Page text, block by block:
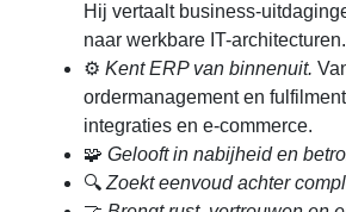
Hij vertaalt business-
naar werkbare IT-architecturen.
⚙️ Kent ERP van binnenuit.
ordermanagement en
integraties en e-commerce.
🧩 Gelooft in nabijheid en
🔍 Zoekt eenvoud achter